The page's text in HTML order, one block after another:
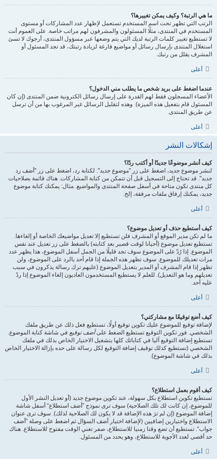
ما هي الرتبة؟ وكيف يمكن تغييرها؟
الرتب التي تظهر تحت اسم المستخدم تستعمل لإظهار عدد المشاركات أو مستوى
المستخدم في المنتدى، مثلًا المسئولون والمشرفون لهم مراتب خاصة. على العموم أنت
لا تستطيع تغيير كلمات الرتبة لديك التي يتم وضعها عبر مسؤول المنتدى، أرجوك لا تسئ
استغلال المنتدى بإرسال رسائل أو مواضيع فارغة لزيادة رتبتك، قد تجد المسئول أو
المشرف يقلل من رتبك.
أعلى
عندما اضغط على بريد شخص ما يطلب مني الدخول؟
الأعضاء المسجلون فقط لهم القدرة على إرسال رسائل الكترونية ضمن المنتدى (إن كان
المسئول قام بتفعيل هذه الميزة). وهذه لتقليل الرسائل غير المرغوب بها من أن ترسل
عن طريق المنتدى.
أعلى
إشكالات النشر
كيف أنشر موضوعًا جديدًا أو أكتب ردًا؟
لنشر موضوع جديد، اضغط على زر "موضوع جديد". لكتابة رد، اضغط على زر "أضف رد
جديد". قد تحتاج إلى التسجيل قبل أن تتمكن من كتابة المشاركات. هناك قائمة بصلاحيات
كل منتدى تكون متاحة في أسفل صفحة المنتدى والمواضيع. مثال: يمكنك كتابة موضوع
جديد، يمكنك إرفاق ملفات مرفقة، إلخ.
أعلى
كيف أستطيع حذف أو تعديل موضوع؟
ما لم تكن مدير الموقع أو المشرف فلن تستطيع إلا تعديل مواضيعك الخاصة أو إلغاءها.
تستطيع تعديل موضوع (أحيانا لوقت قصير بعد كتابته) بالضغط على زر تعديل عند نفس
الموضوع. إذا رُدّ على الموضوع سوف تجد قليلًا من الجمل أسفل الموضوع، هذا يظهر عدد
مرات تعديلك للموضوع. سوف تظهر هذه الجملة إذا قام أحد بالرد على الموضوع، ولن
تظهر إذا قام المشرف أو المدير بتعديل الموضوع (عليهم ترك رسالة يذكرون في سبب
تعديلهم وما هو التعديل). للعلم لا يستطيع المستخدمون العاديون إلغاء الموضوع إذا ردّ
عليه أحد.
أعلى
كيف أضع توقيعًا مع مشاركتي؟
لإضافة توقيع للموضوع عليك تكوين توقيع أولًا، تستطيع فعل ذلك عن طريق ملفك
الشخصي. فور تكوين التوقيع تستطيع الضغط علىأضف توقيع في شاشة كتابة الموضوع.
تستطيع إضافة التوقيع آليا في كتاباتك كلها بتشغيل الاختيار الخاص بذلك في ملفك
الشخصي (تستطيع كذلك توقيف إضافة التوقيع لكل رسالة على حده بإزالة الاختيار الخاص
بذلك في شاشة الموضوع).
أعلى
كيف أقوم بعمل استطلاع؟
تستطيع تكوين استطلاع بكل سهولة، عند تكوين موضوع جديد (أو تعديل النشر الأول
للموضوع، إن كانت لك تلك الصلاحية) سوف ترى نموذج ”أضف استطلاع“ أسفل شاشة
إضافة الموضوع (إن لم ترَ هذه الإضافة قد لا يكون لك الصلاحية لذلك). سوف ترى عنوان
الاستطلاع واختيارين إضافيين (لإضافة اختيار أضف السؤال ثم اضغط على وصلة ”أضف
جواب“. تستطيع أن تضع وقتا زمنيا للاستطلاع، صفر تعني الوقت مفتوح للاستطلاع. هناك
حد أقصى لعدد الأجوبة للاستطلاع، وهو يحدد من المسئول.
أعلى